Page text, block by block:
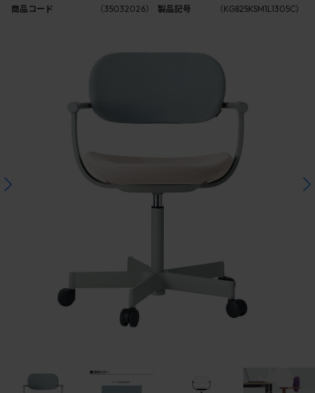
商品コード （35032026） 製品記号 （KG825KSM1L1305C）